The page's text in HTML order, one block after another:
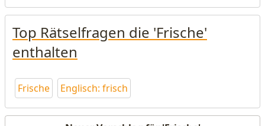
Top Rätselfragen die 'Frische'
enthalten
Frische Englisch: frisch